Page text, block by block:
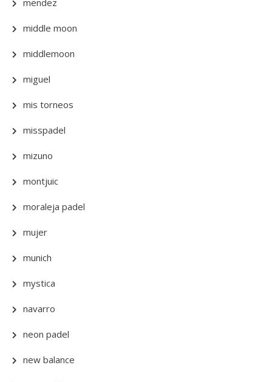
mendez
middle moon
middlemoon
miguel
mis torneos
misspadel
mizuno
montjuic
moraleja padel
mujer
munich
mystica
navarro
neon padel
new balance